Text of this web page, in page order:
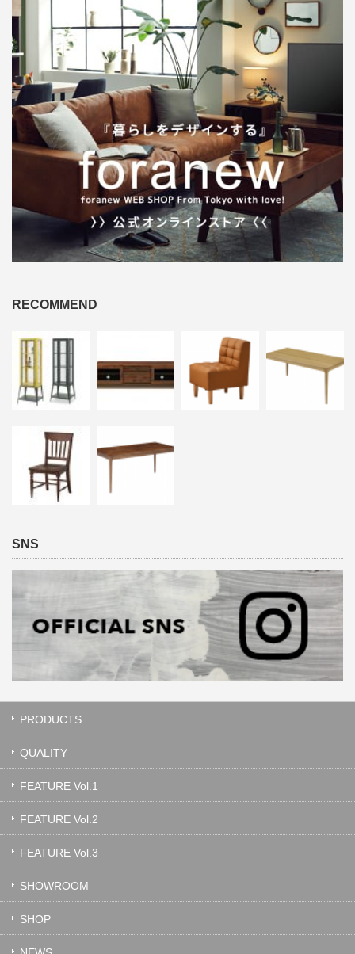
RECOMMEND
SNS
PRODUCTS
QUALITY
FEATURE Vol.1
FEATURE Vol.2
FEATURE Vol.3
SHOWROOM
SHOP